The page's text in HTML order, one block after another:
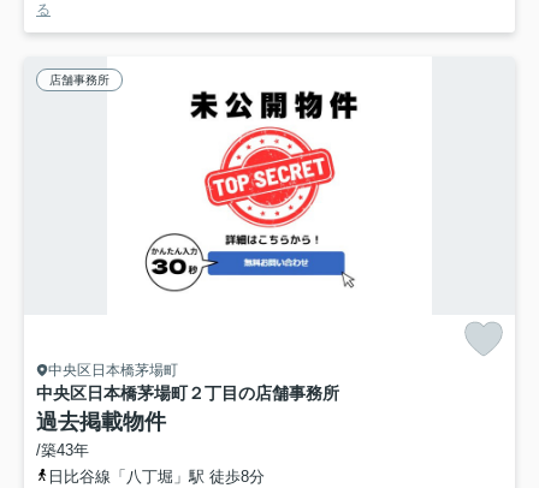
る
店舗事務所
中央区日本橋茅場町
中央区日本橋茅場町２丁目の店舗事務所
過去掲載物件
/築43年
日比谷線「八丁堀」駅 徒歩8分